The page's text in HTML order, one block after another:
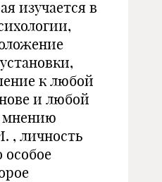
изучается в
к любой
и любой
мнению
, личность
особое